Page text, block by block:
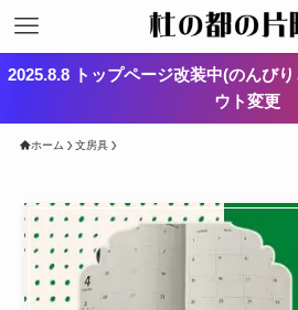
2025.8.8 トップページ改装中(のんび
ウト変更
ホーム 文房具